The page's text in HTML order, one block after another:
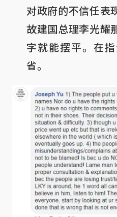
对政府的不信任表
故建国总理李光耀
字就能摆平。在
省。